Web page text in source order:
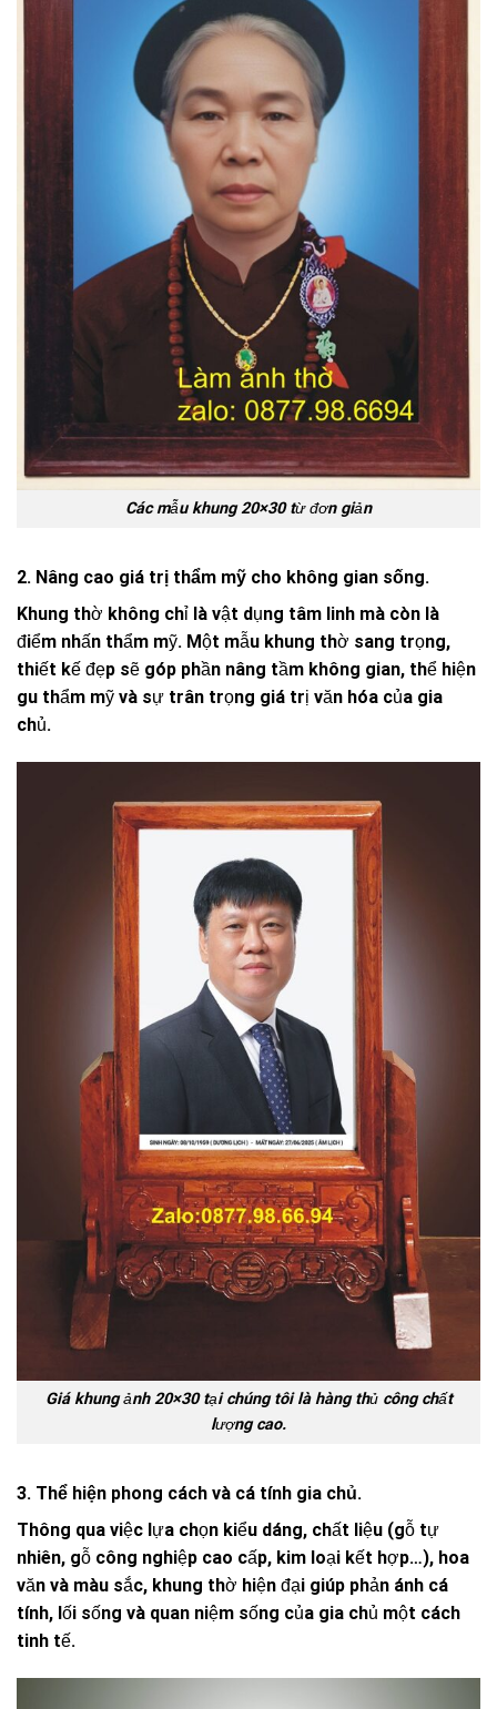
Các mẫu khung 20×30 từ đơn giản
2. Nâng cao giá trị thẩm mỹ cho không gian sống.
Khung thờ không chỉ là vật dụng tâm linh mà còn là
điểm nhấn thẩm mỹ. Một mẫu khung thờ sang trọng,
thiết kế đẹp sẽ góp phần nâng tầm không gian, thể hiện
gu thẩm mỹ và sự trân trọng giá trị văn hóa của gia
chủ.
Giá khung ảnh 20×30 tại chúng tôi là hàng thủ công chất
lượng cao.
3. Thể hiện phong cách và cá tính gia chủ.
Thông qua việc lựa chọn kiểu dáng, chất liệu (gỗ tự
nhiên, gỗ công nghiệp cao cấp, kim loại kết hợp…), hoa
văn và màu sắc, khung thờ hiện đại giúp phản ánh cá
tính, lối sống và quan niệm sống của gia chủ một cách
tinh tế.